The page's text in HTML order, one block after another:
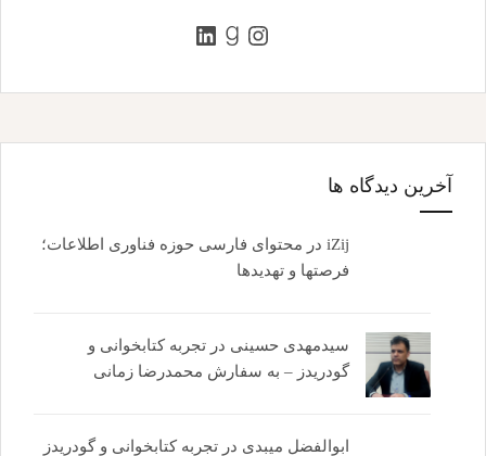
اینستاگرم
گودریدز
لینکداین
آخرین دیدگاه ها
iZij در محتوای فارسی حوزه فناوری اطلاعات؛
فرصتها و تهدیدها
سیدمهدی حسینی در تجربه کتابخوانی و
گودریدز – به سفارش محمدرضا زمانی
ابوالفضل میبدی در تجربه کتابخوانی و گودریدز